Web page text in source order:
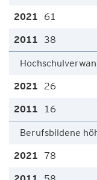
61
38
26
16
Berufsbildene
78